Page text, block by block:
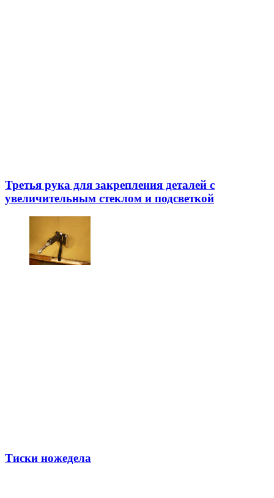
Третья рука для закрепления деталей с
увеличительным стеклом и подсветкой
Тиски ножедела